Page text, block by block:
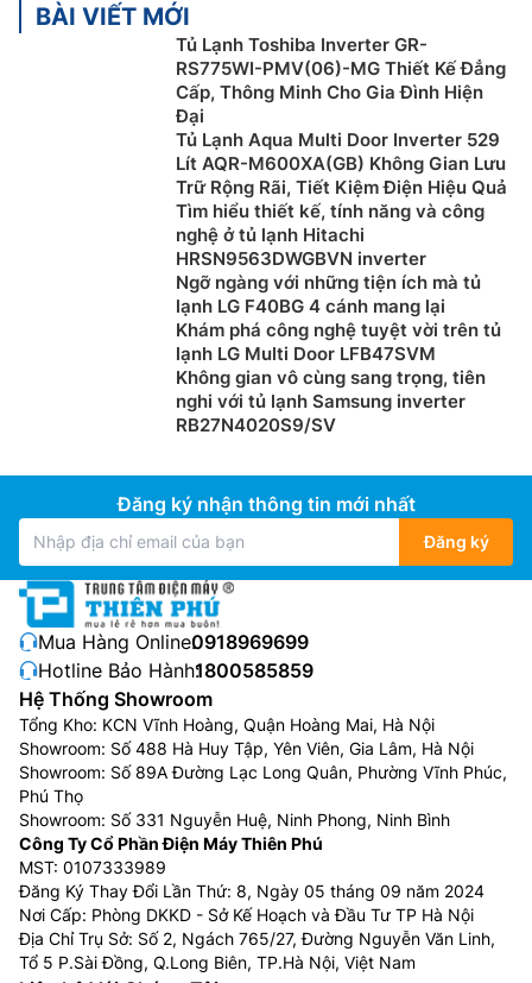
Dễ dàng điều khiển nhiệt độ nhờ bảng điều
khiển cảm ứng bên ngoài
Tủ lạnh Sharp side by sideSJ-SBX440VG-BK có bảng
điều khiển bên ngoài, người dùng không cần mở cửa
tủ nhiều lần khi cần điều chỉnh nhiệt độ tủ lạnh tránh
thất thoát hơi lạnh.
Ngoài ra, tủ lạnh còn trang bị thêm chuông báo mở
cửa, chuông này sẽ reo khi bạn mở cửa quá lâu hay
không đóng kín cửa giúp tránh thất thoát hơi lạnh ảnh
hưởng đến thực phẩm và tiết kiệm điện năng.
BÀI VIẾT MỚI
Tủ Lạnh Toshiba Inverter GR-
RS775WI-PMV(06)-MG Thiết Kế Đẳng
Cấp, Thông Minh Cho Gia Đình Hiện
Đại
Tủ Lạnh Aqua Multi Door Inverter 529
Lít AQR-M600XA(GB) Không Gian Lưu
Trữ Rộng Rãi, Tiết Kiệm Điện Hiệu Quả
Tìm hiểu thiết kế, tính năng và công
nghệ ở tủ lạnh Hitachi
HRSN9563DWGBVN inverter
Ngỡ ngàng với những tiện ích mà tủ
lạnh LG F40BG 4 cánh mang lại
Khám phá công nghệ tuyệt vời trên tủ
lạnh LG Multi Door LFB47SVM
Không gian vô cùng sang trọng, tiên
nghi với tủ lạnh Samsung inverter
RB27N4020S9/SV
Đăng ký nhận thông tin mới nhất
Đăng ký
Mua Hàng Online:0918969699
Hotline Bảo Hành:1800585859
Hệ Thống Showroom
Tổng Kho: KCN Vĩnh Hoàng, Quận Hoàng Mai, Hà Nội
Showroom: Số 488 Hà Huy Tập, Yên Viên, Gia Lâm, Hà Nội
Showroom: Số 89A Đường Lạc Long Quân, Phường Vĩnh Phúc,
Phú Thọ
Showroom: Số 331 Nguyễn Huệ, Ninh Phong, Ninh Bình
Công Ty Cổ Phần Điện Máy Thiên Phú
MST: 0107333989
Đăng Ký Thay Đổi Lần Thứ: 8, Ngày 05 tháng 09 năm 2024
Nơi Cấp: Phòng DKKD - Sở Kế Hoạch và Đầu Tư TP Hà Nội
Địa Chỉ Trụ Sở: Số 2, Ngách 765/27, Đường Nguyễn Văn Linh,
Tổ 5 P.Sài Đồng, Q.Long Biên, TP.Hà Nội, Việt Nam